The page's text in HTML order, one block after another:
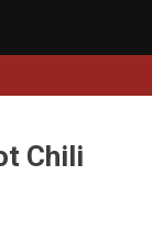
Chili